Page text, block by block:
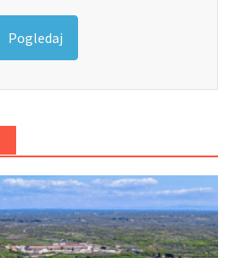
Pogledaj